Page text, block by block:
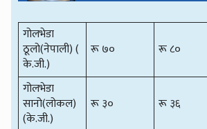
गोलभेडा
ठूलो(नेपाली) (
के.जी.)
रू ७० रू ८०
गोलभेडा
सानो(लोकल)
(के.जी.)
रू ३० रू ३६